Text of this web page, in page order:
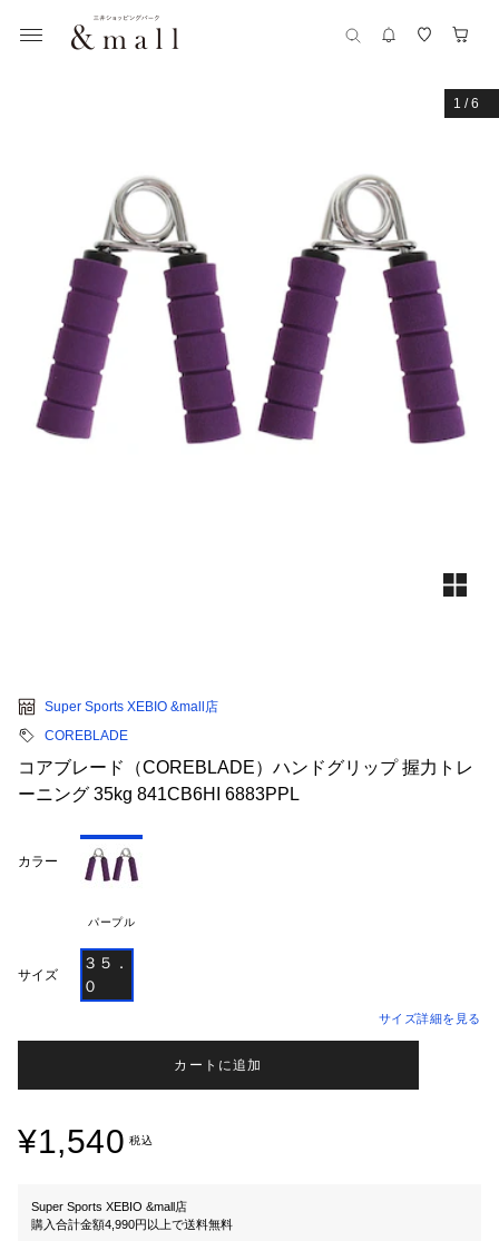
1 /6
Super Sports XEBIO &mall店
COREBLADE
コアブレード（COREBLADE）ハンドグリップ 握力トレ
ーニング 35kg 841CB6HI 6883PPL
カラー
パープル
サイズ
３５．
０
サイズ詳細を見る
カートに追加
¥1,540 税込
Super Sports XEBIO &mall店
購入合計金額4,990円以上で送料無料